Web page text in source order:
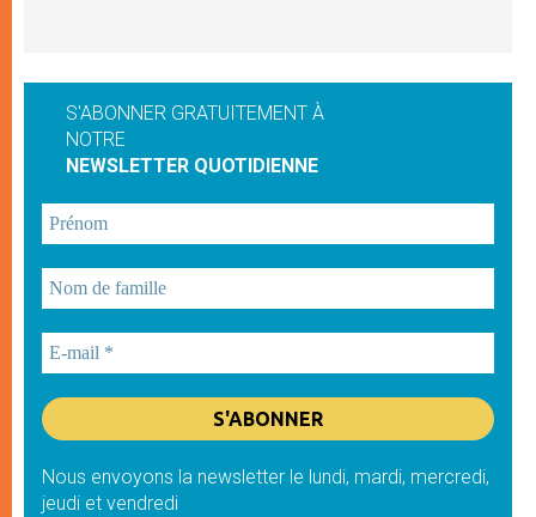
S'ABONNER GRATUITEMENT À
NOTRE
NEWSLETTER QUOTIDIENNE
Nous envoyons la newsletter le lundi, mardi, mercredi,
jeudi et vendredi